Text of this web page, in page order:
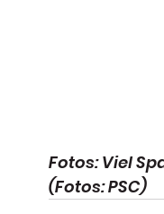
Fotos: Viel
(Fotos: PSC)